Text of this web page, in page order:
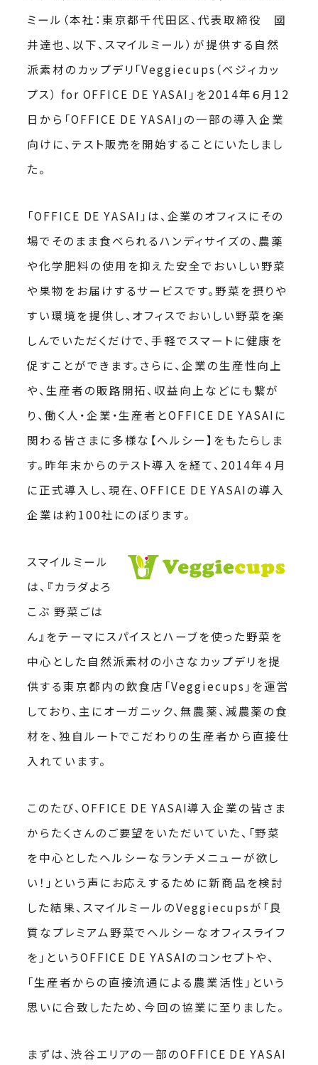
ミール（本社：東京都千代田区、代表取締役 國
井達也、以下、スマイルミール）が提供する自然
派素材のカップデリ「Veggiecups（ベジィカッ
プス） for OFFICE DE YASAI」を2014年６月12
日から「OFFICE DE YASAI」の一部の導入企業
向けに、テスト販売を開始することにいたしまし
た。
「OFFICE DE YASAI」は、企業のオフィスにその
場でそのまま食べられるハンディサイズの、農薬
や化学肥料の使用を抑えた安全でおいしい野菜
や果物をお届けするサービスです。野菜を摂りや
すい環境を提供し、オフィスでおいしい野菜を楽
しんでいただくだけで、手軽でスマートに健康を
促すことができます。さらに、企業の生産性向上
や、生産者の販路開拓、収益向上などにも繋が
り、働く人・企業・生産者とOFFICE DE YASAIに
関わる皆さまに多様な【ヘルシー】をもたらしま
す。昨年末からのテスト導入を経て、2014年４月
に正式導入し、現在、OFFICE DE YASAIの導入
企業は約100社にのぼります。
スマイルミール
は、『カラダよろ
こぶ 野菜ごは
ん』をテーマにスパイスとハーブを使った野菜を
中心とした自然派素材の小さなカップデリを提
供する東京都内の飲食店「Veggiecups」を運営
しており、主にオーガニック、無農薬、減農薬の食
材を、独自ルートでこだわりの生産者から直接仕
入れています。
このたび、OFFICE DE YASAI導入企業の皆さま
からたくさんのご要望をいただいていた、「野菜
を中心としたヘルシーなランチメニューが欲し
い！」という声にお応えするために新商品を検討
した結果、スマイルミールのVeggiecupsが「良
質なプレミアム野菜でヘルシーなオフィスライフ
を」というOFFICE DE YASAIのコンセプトや、
「生産者からの直接流通による農業活性」という
思いに合致したため、今回の協業に至りました。
まずは、渋谷エリアの一部のOFFICE DE YASAI